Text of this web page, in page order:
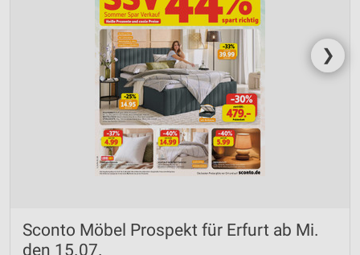
❯
Sconto Möbel Prospekt für Erfurt ab Mi.
den 15.07.
Verwendung von Profilen zur Auswahl
personalisierter Inhalte
Messung der Werbeleistung
Messung der Performance von Inhalten
Analyse von Zielgruppen durch Statistiken oder
Kombinationen von Daten aus verschiedenen
Verwendung reduzierter Daten zur Auswahl von
Inhalten